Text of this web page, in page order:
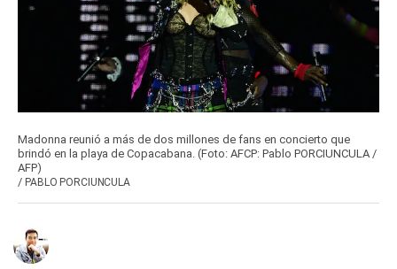
Madonna reunió a más de dos millones de fans en concierto que
brindó en la playa de Copacabana. (Foto: AFCP: Pablo PORCIUNCULA /
AFP)
/ PABLO PORCIUNCULA